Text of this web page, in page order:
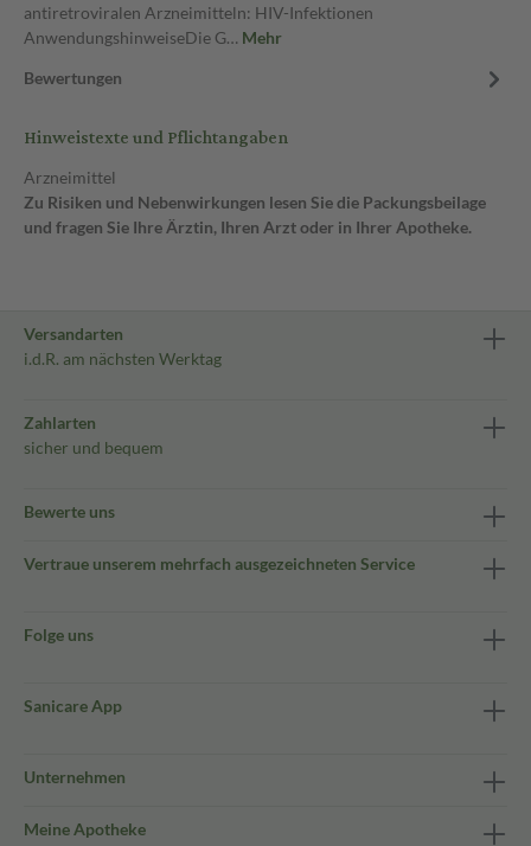
antiretroviralen Arzneimitteln: HIV-Infektionen
AnwendungshinweiseDie G… Mehr
Bewertungen
Hinweistexte und Pflichtangaben
Arzneimittel
Zu Risiken und Nebenwirkungen lesen Sie die Packungsbeilage
und fragen Sie Ihre Ärztin, Ihren Arzt oder in Ihrer Apotheke.
Versandarten
i.d.R. am nächsten Werktag
Zahlarten
sicher und bequem
Bewerte uns
Vertraue unserem mehrfach ausgezeichneten Service
Folge uns
Sanicare App
Unternehmen
Meine Apotheke